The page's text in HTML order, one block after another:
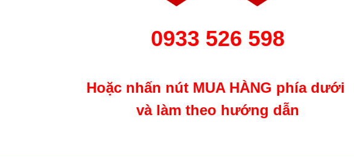
0933 526 598
Hoặc nhấn nút MUA HÀNG phía dưới
và làm theo hướng dẫn